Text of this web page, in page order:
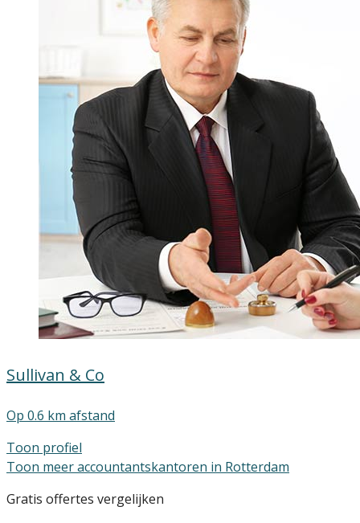
Sullivan & Co
Op 0.6 km afstand
Toon profiel
Toon meer accountantskantoren in Rotterdam
Gratis offertes vergelijken